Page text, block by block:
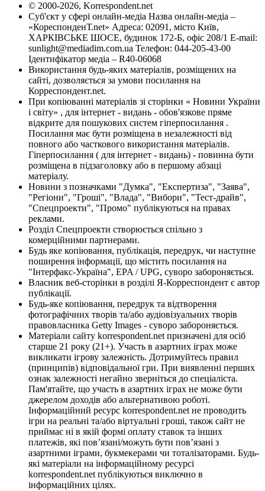
© 2000-2026, Korrespondent.net
Суб'єкт у сфері онлайн-медіа Назва онлайн-медіа –
«КореспонденТ.net» Адреса: 02091, місто Київ,
ХАРКІВСЬКЕ ШОСЕ, будинок 172-Б, офіс 208/1 E-mail:
sunlight@mediadim.com.ua Телефон: 044-205-43-00
Ідентифікатор медіа – R40-06068
Використання будь-яких матеріалів, розміщених на
сайті, дозволяється за умови посилання на
Корреспондент.net.
При копіюванні матеріалів зі сторінки « Новини України
і світу» , для інтернет - видань - обов'язкове пряме
відкрите для пошукових систем гіперпосилання .
Посилання має бути розміщена в незалежності від
повного або часткового використання матеріалів.
Гіперпосилання ( для інтернет - видань) - повинна бути
розміщена в підзаголовку або в першому абзаці
матеріалу.
Новини з позначками "Думка", "Експертиза", "Заява",
"Регіони", "Гроші", "Влада", "Вибори", "Тест-драйв",
"Спецпроекти", "Промо" публікуються на правах
реклами.
Розділ Спецпроекти створюється спільно з
комерційними партнерами.
Будь яке копіювання, публікація, передрук, чи наступне
поширення інформації, що містить посилання на
"Інтерфакс-Україна", EPA / UPG, суворо забороняється.
Власник веб-сторінки в розділі Я-Корреспондент є автор
публікації.
Будь-яке копіювання, передрук та відтворення
фотографічних творів та/або аудіовізуальних творів
правовласника Getty Images - суворо забороняється.
Матеріали сайту korrespondent.net призначені для осіб
старше 21 року (21+). Участь в азартних іграх може
викликати ігрову залежність. Дотримуйтесь правил
(принципів) відповідальної гри. При виявленні перших
ознак залежності негайно зверніться до спеціаліста.
Пам'ятайте, що участь в азартних іграх не може бути
джерелом доходів або альтернативою роботі.
Інформаційний ресурс korrespondent.net не проводить
ігри на реальні та/або віртуальні гроші, також сайт не
приймає ні в якій формі оплату ставок та інших
платежів, які пов’язані/можуть бути пов’язані з
азартними іграми, букмекерами чи тоталізаторами. Будь-
які матеріали на інформаційному ресурсі
korrespondent.net публікуються виключно в
інформаційних цілях.